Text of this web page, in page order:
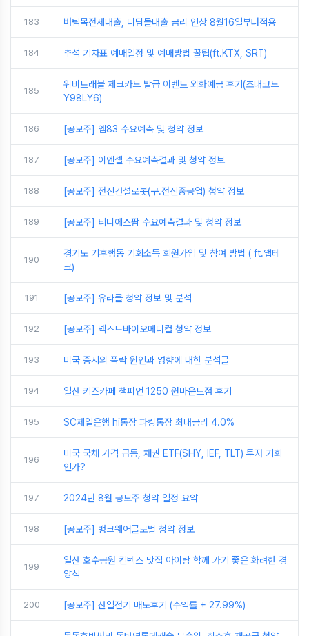
183 버팀목전세대출, 디딤돌대출 금리 인상 8월16일부터적용
184 추석 기차표 예매일정 및 예매방법 꿀팁(ft.KTX, SRT)
185
위비트래블 체크카드 발급 이벤트 외화예금 후기(초대코드
Y98LY6)
186 [공모주] 엠83 수요예측 및 청약 정보
187 [공모주] 이엔셀 수요예측결과 및 청약 정보
188 [공모주] 전진건설로봇(구.전진중공업) 청약 정보
189 [공모주] 티디에스팜 수요예측결과 및 청약 정보
190
경기도 기후행동 기회소득 회원가입 및 참여 방법 ( ft.앱테
크)
191 [공모주] 유라클 청약 정보 및 분석
192 [공모주] 넥스트바이오메디컬 청약 정보
193 미국 증시의 폭락 원인과 영향에 대한 분석글
194 일산 키즈카페 챔피언 1250 원마운트점 후기
195 SC제일은행 hi통장 파킹통장 최대금리 4.0%
196
미국 국채 가격 급등, 채권 ETF(SHY, IEF, TLT) 투자 기회
인가?
197 2024년 8월 공모주 청약 일정 요약
198 [공모주] 뱅크웨어글로벌 청약 정보
199
일산 호수공원 킨텍스 맛집 아이랑 함께 가기 좋은 화려한 경
양식
200 [공모주] 산일전기 매도후기 (수익률 + 27.99%)